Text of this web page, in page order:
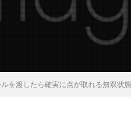
を渡したら確実に点が取れる無双状態